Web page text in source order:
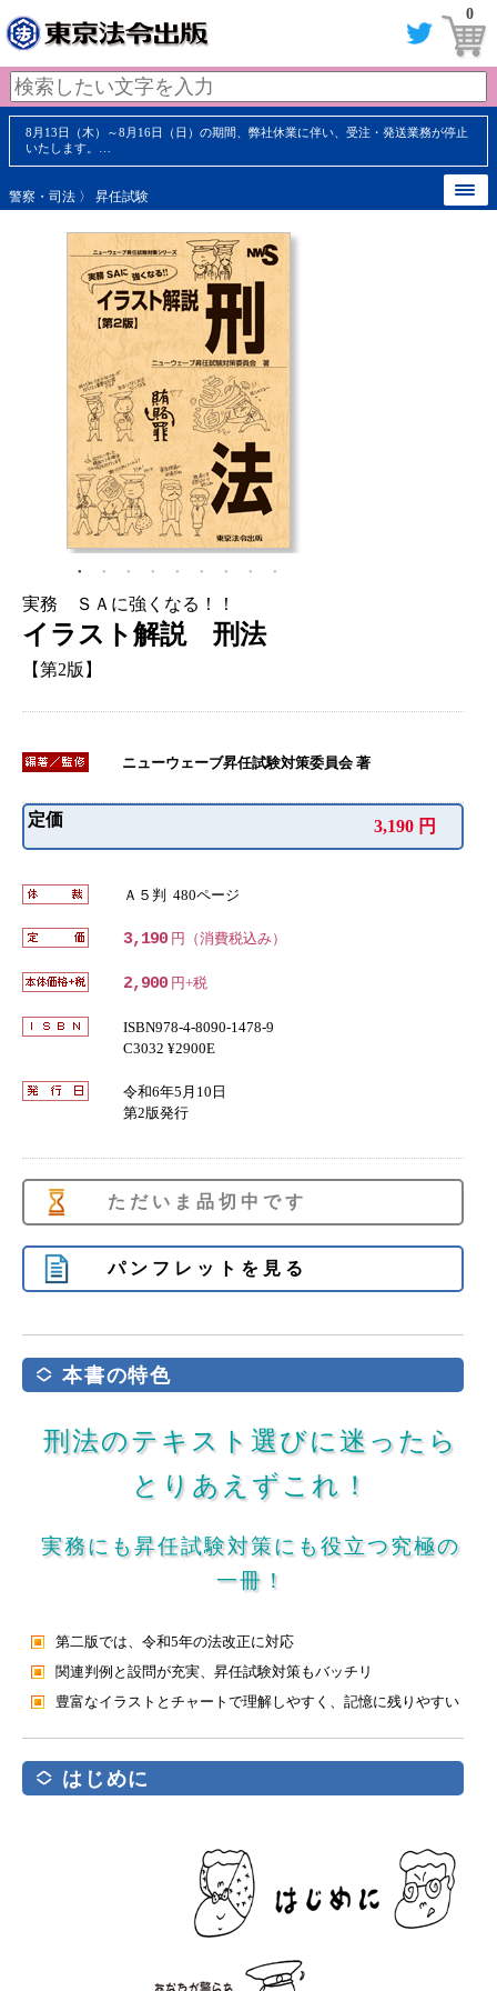
0
8月13日（木）～8月16日（日）の期間、弊社休業に伴い、受注・発送業務が停止
いたします。…
警察・司法 〉 昇任試験
【 内容見本 】
『基本用語の意味を知り、まずは
しっかり基礎固め』
【 内容見本 】
『基本用語の意味を知り、まずは
しっかり基礎固め』
【 内容見本 】
『条文、用語解説、判例と順序立
った構成。クスッと笑えるイラス
トもたくさん！』
【 内容見本 】
『条文、用語解説、判例と順序立
った構成。クスッと笑えるイラス
トもたくさん！』
【 内容見本 】
『令和5年の刑法改正も新規書き
下ろしでしっかりカバー！』
【 内容見本 】
『令和5年の刑法改正も新規書き
下ろしでしっかりカバー！』
【 内容見本 】
『充実の設問と解説で試験対策も
できる！』
【 内容見本 】
『充実の設問と解説で試験対策も
できる！』
実務 ＳＡに強くなる！！
イラスト解説 刑法
【第2版】
ニューウェーブ昇任試験対策委員会 著
定価 3,190 円
Ａ５判 480ページ
3,190 円（消費税込み）
2,900 円+税
ISBN978-4-8090-1478-9
C3032 ¥2900E
令和6年5月10日
第2版発行
ただいま品切中です
パンフレットを見る
本書の特色
刑法のテキスト選びに迷ったら
とりあえずこれ！
実務にも昇任試験対策にも役立つ究極の
一冊！
第二版では、令和5年の法改正に対応
関連判例と設問が充実、昇任試験対策もバッチリ
豊富なイラストとチャートで理解しやすく、記憶に残りやすい
はじめに